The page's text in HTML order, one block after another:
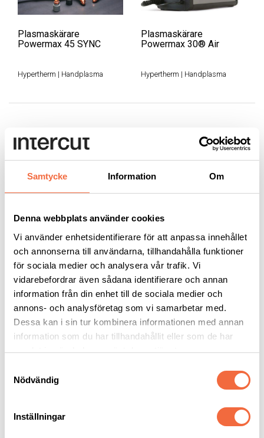
Samtycke Information Om
Denna webbplats använder cookies
Vi använder enhetsidentifierare för att anpassa innehållet
och annonserna till användarna, tillhandahålla funktioner
för sociala medier och analysera vår trafik. Vi
vidarebefordrar även sådana identifierare och annan
information från din enhet till de sociala medier och
annons- och analysföretag som vi samarbetar med.
Dessa kan i sin tur kombinera informationen med annan
information som du har tillhandahållit eller som de har
samlat in när du har använt deras tjänster.
Nödvändig
Inställningar
Plasmaskärare
Powermax 45 SYNC
Hypertherm | Handplasma
Plasmaskärare
Powermax 30® Air
Hypertherm | Handplasma
Plasmaskärare
Hypertherm Handplasma
Plasmaskärare
Powermax 45® XP
Hypertherm Handplasma